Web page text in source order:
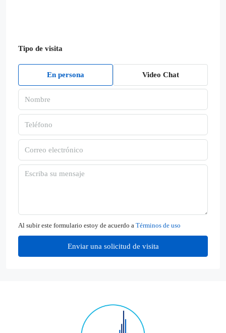
Tipo de visita
En persona Video Chat
Al subir este formulario estoy de acuerdo a Términos de uso
Enviar una solicitud de visita